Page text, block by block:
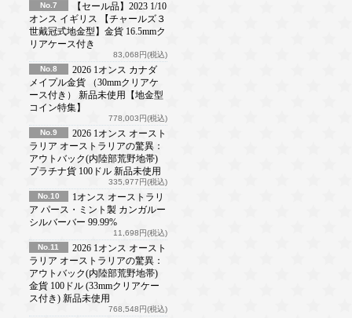
No.7
【セール品】2023 1/10
オンス イギリス 【チャールズ３
世戴冠式地金型】金貨 16.5mmク
リアケース付き
83,068円(税込)
No.8
2026 1オンス カナダ
メイプル金貨 （30mmクリアケ
ース付き） 新品未使用【地金型
コイン特集】
778,003円(税込)
No.9
2026 1オンス オースト
ラリア オーストラリアの驚異：
アウトバック(内陸部荒野地帯)
プラチナ貨 100ドル 新品未使用
335,977円(税込)
No.10
1オンス オーストラリ
ア パース・ミント製 カンガルー
シルバーバー 99.99%
11,698円(税込)
No.11
2026 1オンス オースト
ラリア オーストラリアの驚異：
アウトバック(内陸部荒野地帯)
金貨 100ドル (33mmクリアケー
ス付き) 新品未使用
768,548円(税込)